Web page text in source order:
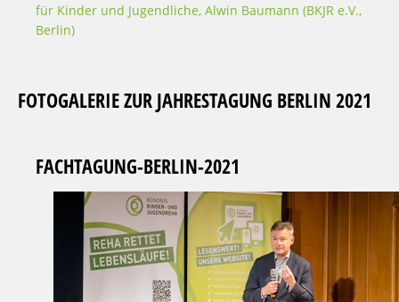
für Kinder und Jugendliche, Alwin Baumann (BKJR e.V.,
Berlin)
FOTOGALERIE ZUR JAHRESTAGUNG BERLIN 2021
FACHTAGUNG-BERLIN-2021